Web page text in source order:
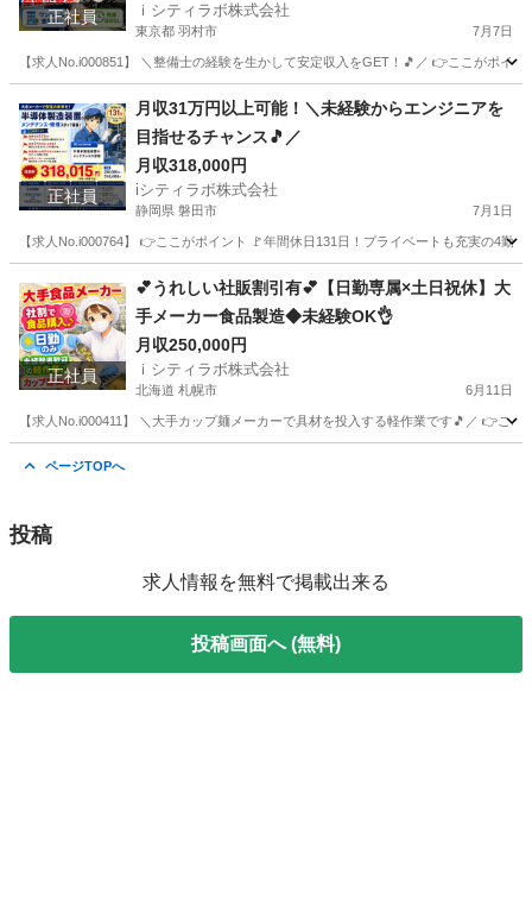
正社員 ｉシティラボ株式会社
東京都 羽村市 7月7日
【求人No.i000851】 ＼整備士の経験を生かして安定収入をGET！🎵／ 👉ここがポイ
その他 ディーラー
正社員
月収31万円以上可能！＼未経験からエンジニアを
目指せるチャンス🎵／
月収318,000円
iシティラボ株式会社
静岡県 磐田市 7月1日
【求人No.i000764】 👉ここがポイント 🚩年間休日131日！プライベートも充実の4
半導体 未経験
正社員
💕うれしい社販割引有💕【日勤専属×土日祝休】大
手メーカー食品製造◆未経験OK👌
月収250,000円
ｉシティラボ株式会社
北海道 札幌市 6月11日
【求人No.i000411】 ＼大手カップ麺メーカーで具材を投入する軽作業です🎵／ 👉こ
ページTOPへ
投稿
求人情報を無料で掲載出来る
投稿画面へ (無料)